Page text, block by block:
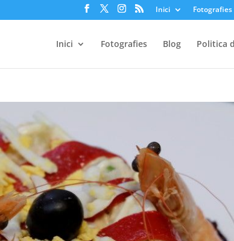
Inici Fotografies
Inici Fotografies Blog Politica